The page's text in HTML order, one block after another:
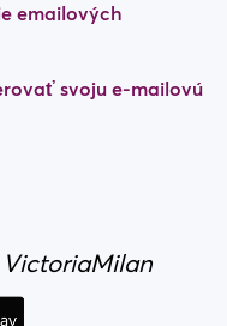
emailových
svoju e-mailovú